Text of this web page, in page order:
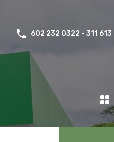
602 232 0322 - 311 613